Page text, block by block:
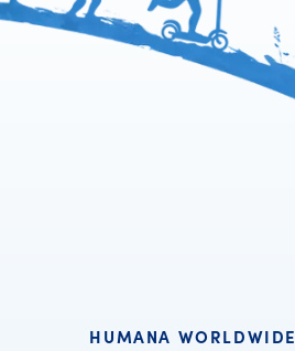
HUMANA WORLDWIDE